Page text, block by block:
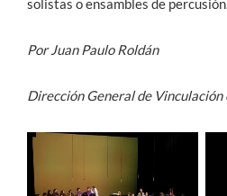
solistas o ensambles de
Por Juan Paulo Roldán
Dirección General de Vinculación